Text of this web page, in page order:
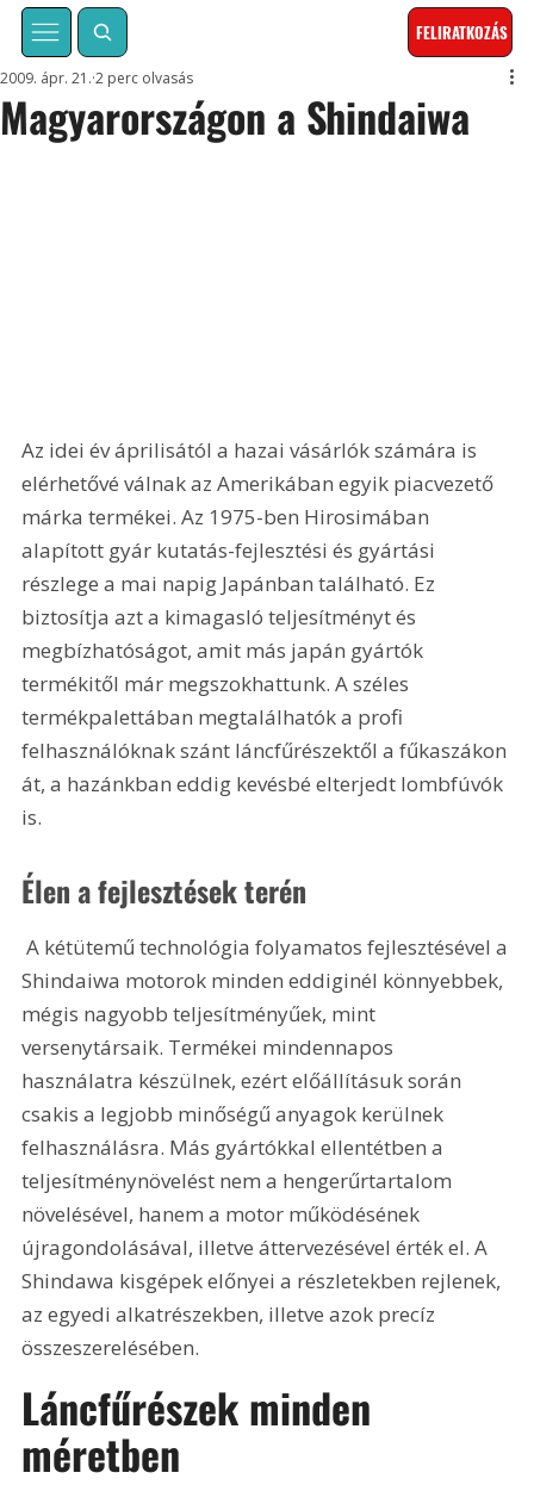
FELIRATKOZÁS
Magyarországon a Shindaiwa
2009. ápr. 21. 2 perc olvasás
Az idei év áprilisától a hazai vásárlók számára is
elérhetővé válnak az Amerikában egyik piacvezető
márka termékei. Az 1975-ben Hirosimában
alapított gyár kutatás-fejlesztési és gyártási
részlege a mai napig Japánban található. Ez
biztosítja azt a kimagasló teljesítményt és
megbízhatóságot, amit más japán gyártók
termékitől már megszokhattunk. A széles
termékpalettában megtalálhatók a profi
felhasználóknak szánt láncfűrészektől a fűkaszákon
át, a hazánkban eddig kevésbé elterjedt lombfúvók
is.
Élen a fejlesztések terén
A kétütemű technológia folyamatos fejlesztésével a
Shindaiwa motorok minden eddiginél könnyebbek,
mégis nagyobb teljesítményűek, mint
versenytársaik. Termékei mindennapos
használatra készülnek, ezért előállításuk során
csakis a legjobb minőségű anyagok kerülnek
felhasználásra. Más gyártókkal ellentétben a
teljesítménynövelést nem a hengerűrtartalom
növelésével, hanem a motor működésének
újragondolásával, illetve áttervezésével érték el. A
Shindawa kisgépek előnyei a részletekben rejlenek,
az egyedi alkatrészekben, illetve azok precíz
összeszerelésében.
Láncfűrészek minden
méretben